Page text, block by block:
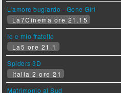
L'amore bugiardo - Gone Girl
La7Cinema ore 21.15
Io e mio fratello
La5 ore 21.1
Spiders 3D
Italia 2 ore 21
Matrimonio al Sud